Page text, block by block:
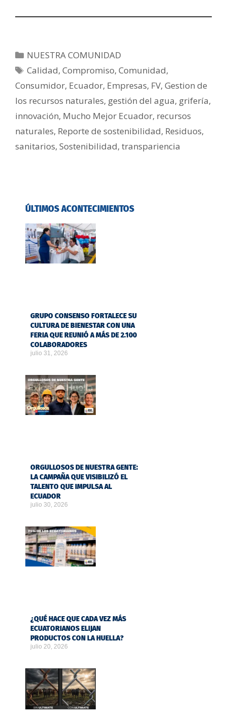
NUESTRA COMUNIDAD
Calidad,Compromiso,Comunidad,
Consumidor, Ecuador, Empresas, FV, Gestion de
los recursos naturales, gestión del agua, grifería,
innovación, Mucho Mejor Ecuador, recursos
naturales, Reporte de sostenibilidad, Residuos,
sanitarios, Sostenibilidad, transpariencia
ÚLTIMOS ACONTECIMIENTOS
GRUPO CONSENSO FORTALECE SU
CULTURA DE BIENESTAR CON UNA
FERIA QUE REUNIÓ A MÁS DE 2.100
COLABORADORES
julio 31, 2026
ORGULLOSOS DE NUESTRA GENTE:
LA CAMPAÑA QUE VISIBILIZÓ EL
TALENTO QUE IMPULSA AL
ECUADOR
julio 30, 2026
¿QUÉ HACE QUE CADA VEZ MÁS
ECUATORIANOS ELIJAN
PRODUCTOS CON LA HUELLA?
julio 20, 2026